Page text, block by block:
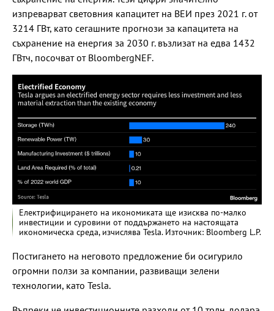
изпреварват световния капацитет на ВЕИ през 2021 г. от
3214 ГВт, като сегашните прогнози за капацитета на
съхранение на енергия за 2030 г. възлизат на едва 1432
ГВтч, посочват от BloombergNEF.
Електрифицирането на икономиката ще изисква по-малко
инвестиции и суровини от поддържането на настоящата
икономическа среда, изчислява Tesla. Източник: Bloomberg L.P.
Постигането на неговото предложение би осигурило
огромни ползи за компании, развиващи зелени
технологии, като Tesla.